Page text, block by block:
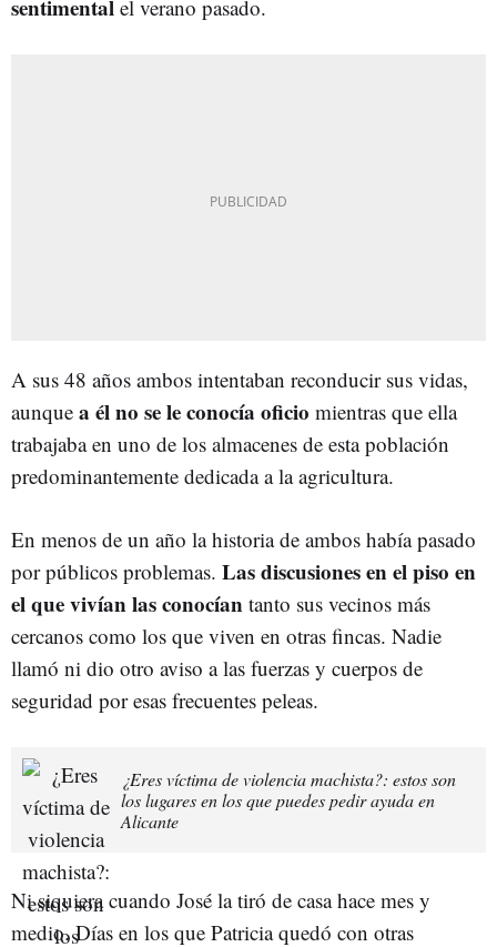
sentimental el verano pasado.
A sus 48 años ambos intentaban reconducir sus vidas,
aunque a él no se le conocía oficio mientras que ella
trabajaba en uno de los almacenes de esta población
predominantemente dedicada a la agricultura.
En menos de un año la historia de ambos había pasado
por públicos problemas. Las discusiones en el piso en
el que vivían las conocían tanto sus vecinos más
cercanos como los que viven en otras fincas. Nadie
llamó ni dio otro aviso a las fuerzas y cuerpos de
seguridad por esas frecuentes peleas.
¿Eres víctima de violencia machista?: estos son
los lugares en los que puedes pedir ayuda en
Alicante
Ni siquiera cuando José la tiró de casa hace mes y
medio. Días en los que Patricia quedó con otras